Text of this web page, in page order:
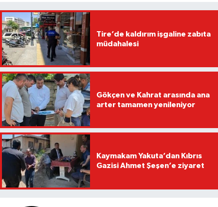
Tire’de kaldırım işgaline zabıta
müdahalesi
Gökçen ve Kahrat arasında ana
arter tamamen yenileniyor
Kaymakam Yakuta’dan Kıbrıs
Gazisi Ahmet Şeşen’e ziyaret